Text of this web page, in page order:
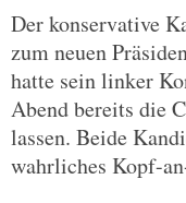
Der konservative
zum neuen
hatte sein linker
Abend bereits die
lassen. Beide
wahrliches Kopf-